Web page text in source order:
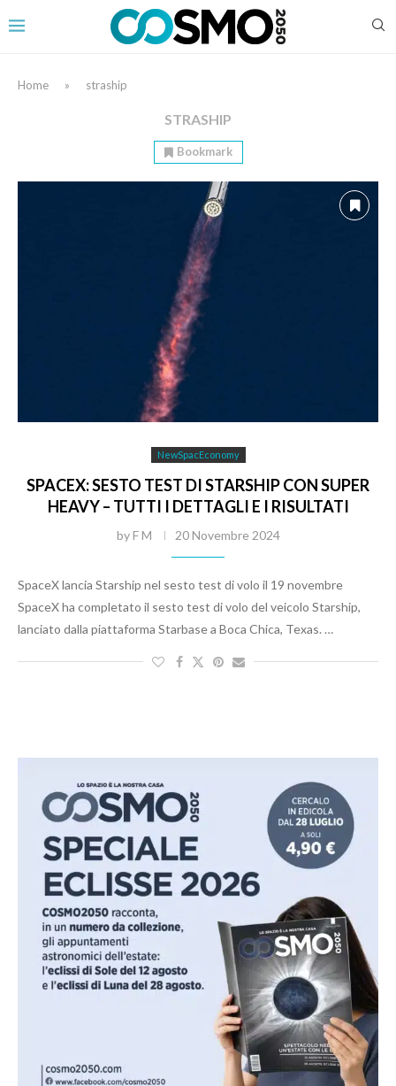
Home » straship
STRASHIP
Bookmark
NewSpacEconomy
SPACEX: SESTO TEST DI STARSHIP CON SUPER
HEAVY – TUTTI I DETTAGLI E I RISULTATI
byF M 20 Novembre 2024
SpaceX lancia Starship nel sesto test di volo il 19 novembre
SpaceX ha completato il sesto test di volo del veicolo Starship,
lanciato dalla piattaforma Starbase a Boca Chica, Texas. …